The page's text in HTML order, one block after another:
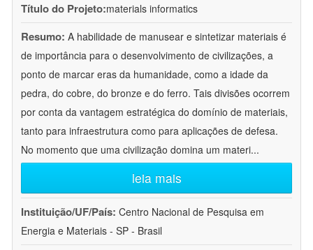
Título do Projeto:materials informatics
Resumo: A habilidade de manusear e sintetizar materiais é
de importância para o desenvolvimento de civilizações, a
ponto de marcar eras da humanidade, como a idade da
pedra, do cobre, do bronze e do ferro. Tais divisões ocorrem
por conta da vantagem estratégica do domínio de materiais,
tanto para infraestrutura como para aplicações de defesa.
No momento que uma civilização domina um materi...
leia mais
Instituição/UF/País: Centro Nacional de Pesquisa em
Energia e Materiais - SP - Brasil